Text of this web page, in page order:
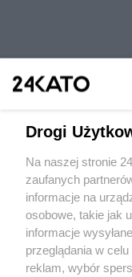
Wydawca mediów
Drogi
Na naszej stronie
zaufanych
informacje na
osobowe, takie jak
informacje
przeglądania w
reklam, wybór